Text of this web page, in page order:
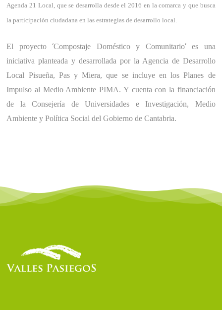
Agenda 21 Local, que se desarrolla desde el 2016 en la comarca y que busca
la participación ciudadana en las estrategias de desarrollo local.
El proyecto‘Compostaje Doméstico y Comunitario’es una
iniciativa planteada y desarrollada por la Agencia de Desarrollo
Local Pisueña, Pas y Miera, que se incluye en los Planes de
Impulso al Medio Ambiente PIMA. Y cuenta con la financiación
de la Consejería de Universidades e Investigación, Medio
Ambiente y Política Social del Gobierno de Cantabria.